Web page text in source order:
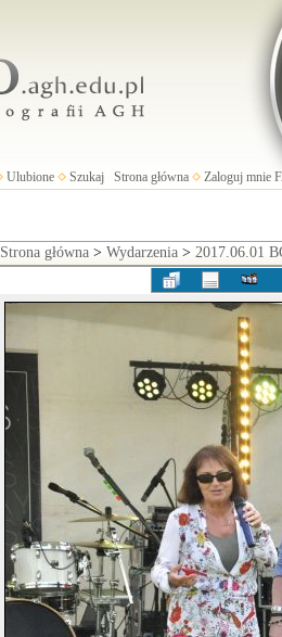
Ulubione Szukaj Strona główna Zaloguj mnie
Strona główna > Wydarzenia > 2017.06.01